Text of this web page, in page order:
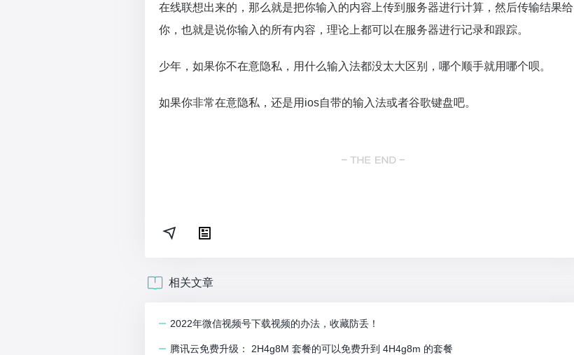
在线联想出来的，那么就是把你输入的内容上传到服务器进行计算，然后传输结果给
你，也就是说你输入的所有内容，理论上都可以在服务器进行记录和跟踪。
少年，如果你不在意隐私，用什么输入法都没太大区别，哪个顺手就用哪个呗。
如果你非常在意隐私，还是用ios自带的输入法或者谷歌键盘吧。
相关文章
2022年微信视频号下载视频的办法，收藏防丢！
腾讯云免费升级： 2H4g8M 套餐的可以免费升到 4H4g8m 的套餐